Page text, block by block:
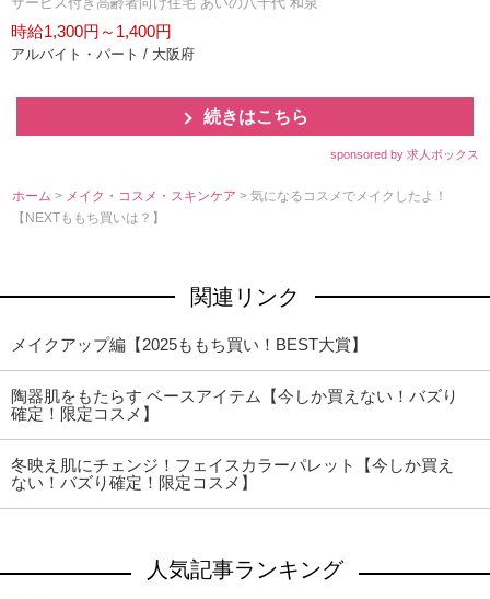
時給1,300円～1,400円
アルバイト・パート / 大阪府
続きはこちら
sponsored by 求人ボックス
ホーム > メイク・コスメ・スキンケア> 気になるコスメでメイクしたよ！
【NEXTももち買いは？】
関連リンク
メイクアップ編【2025ももち買い！BEST大賞】
陶器肌をもたらす ベースアイテム【今しか買えない！バズり
確定！限定コスメ】
冬映え肌にチェンジ！フェイスカラーパレット【今しか買え
ない！バズり確定！限定コスメ】
人気記事ランキング